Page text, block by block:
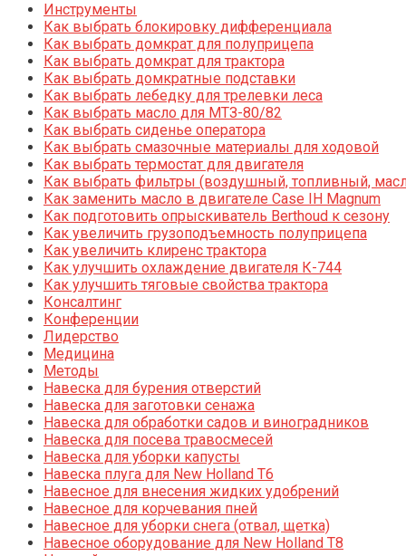
Инструменты
Как выбрать блокировку дифференциала
Как выбрать домкрат для полуприцепа
Как выбрать домкрат для трактора
Как выбрать домкратные подставки
Как выбрать лебедку для трелевки леса
Как выбрать масло для МТЗ-80/82
Как выбрать сиденье оператора
Как выбрать смазочные материалы для ходовой
Как выбрать термостат для двигателя
Как выбрать фильтры (воздушный, топливный,
Как заменить масло в двигателе Case IH Magnum
Как подготовить опрыскиватель Berthoud к сезону
Как увеличить грузоподъемность полуприцепа
Как увеличить клиренс трактора
Как улучшить охлаждение двигателя К-744
Как улучшить тяговые свойства трактора
Консалтинг
Конференции
Лидерство
Медицина
Методы
Навеска для бурения отверстий
Навеска для заготовки сенажа
Навеска для обработки садов и виноградников
Навеска для посева травосмесей
Навеска для уборки капусты
Навеска плуга для New Holland T6
Навесное для внесения жидких удобрений
Навесное для корчевания пней
Навесное для уборки снега (отвал, щетка)
Навесное оборудование для New Holland T8